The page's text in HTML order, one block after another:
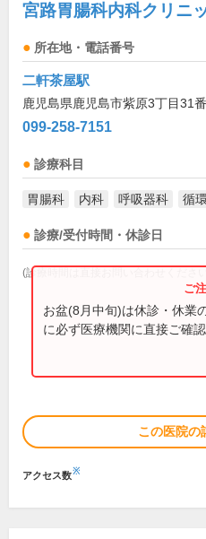
宮路胃腸科内科クリニ
所在地・電話番号
二軒茶屋駅
鹿児島県鹿児島市紫原3丁目31
099-258-7151
診療科目
胃腸科 内科 呼吸器科 循
診療/受付時間・休診日
(診療時間は直接お問い合わせください)
お盆(8月中旬)は休診・休業
に必ず医療機関に直接ご確認
この医院の
アクセス数※